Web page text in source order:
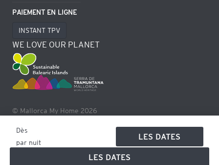
Dès
par nuit
LES DATES
LES DATES
PAIEMENT EN LIGNE
INSTANT TPV
WE LOVE OUR PLANET
© Mallorca My Home 2026